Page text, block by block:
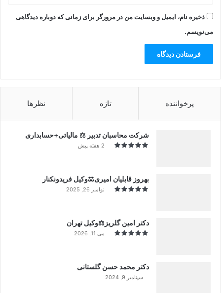
ذخیره نام، ایمیل و وبسایت من در مرورگر برای زمانی که دوباره دیدگاهی
می‌نویسم.
پرخواننده تازه نظرها
شرکت محاسبان تدبیر ⚖️ مالیاتی+حسابداری
2 هفته پیش
بهروز قابلیان امیری⚖️وکیل فریدونکنار
نوامبر 26, 2025
دکتر امین گلریز⚖️وکیل تهران
می 11, 2026
دکتر محمد حسن گلستانی
سپتامبر 9, 2024